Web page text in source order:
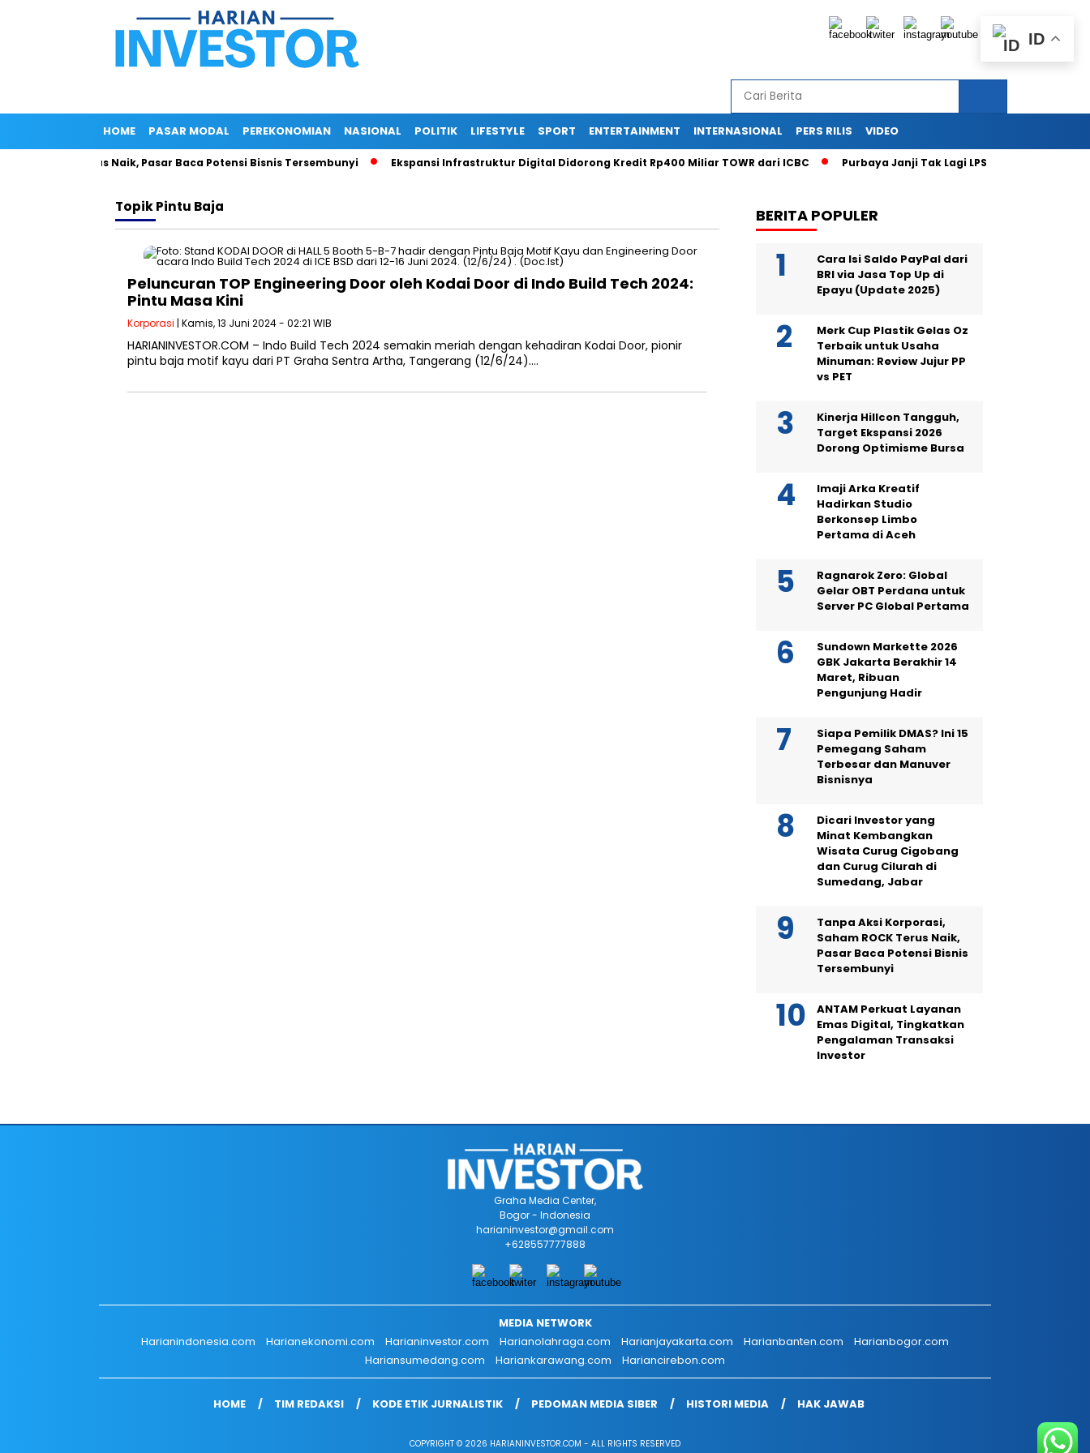
HOME PASAR MODAL PEREKONOMIAN NASIONAL POLITIK LIFESTYLE SPORT ENTERTAINMENT INTERNASIONAL PERS RILIS VIDEO
ROCK Terus Naik, Pasar Baca Potensi Bisnis Tersembunyi Ekspansi Infrastruktur Digital Didorong Kredit Rp400 Miliar TOWR dari ICBC Purbaya Janji Tak Lagi LPS Jadi Tukang Tutup
TopikPintu Baja
Peluncuran TOP Engineering Door oleh Kodai Door di Indo Build Tech 2024:
Pintu Masa Kini
Korporasi | Kamis, 13 Juni 2024 - 02:21 WIB
HARIANINVESTOR.COM – Indo Build Tech 2024 semakin meriah dengan kehadiran Kodai Door, pionir
pintu baja motif kayu dari PT Graha Sentra Artha, Tangerang (12/6/24)….
BERITA POPULER
Cara Isi Saldo PayPal dari
BRI via Jasa Top Up di
Epayu (Update 2025)
Merk Cup Plastik Gelas Oz
Terbaik untuk Usaha
Minuman: Review Jujur PP
vs PET
Kinerja Hillcon Tangguh,
Target Ekspansi 2026
Dorong Optimisme Bursa
Imaji Arka Kreatif
Hadirkan Studio
Berkonsep Limbo
Pertama di Aceh
Ragnarok Zero: Global
Gelar OBT Perdana untuk
Server PC Global Pertama
Sundown Markette 2026
GBK Jakarta Berakhir 14
Maret, Ribuan
Pengunjung Hadir
Siapa Pemilik DMAS? Ini 15
Pemegang Saham
Terbesar dan Manuver
Bisnisnya
Dicari Investor yang
Minat Kembangkan
Wisata Curug Cigobang
dan Curug Cilurah di
Sumedang, Jabar
Tanpa Aksi Korporasi,
Saham ROCK Terus Naik,
Pasar Baca Potensi Bisnis
Tersembunyi
ANTAM Perkuat Layanan
Emas Digital, Tingkatkan
Pengalaman Transaksi
Investor
ID
Graha Media Center,
Bogor - Indonesia
harianinvestor@gmail.com
+628557777888
MEDIA NETWORK
Harianindonesia.com
Harianekonomi.com Harianinvestor.com Harianolahraga.com Harianjayakarta.com Harianbanten.com
Harianbogor.com
Hariansumedang.com
Hariankarawang.com Hariancirebon.com
HOME TIM REDAKSI KODE ETIK JURNALISTIK PEDOMAN MEDIA SIBER HISTORI MEDIA HAK JAWAB
COPYRIGHT © 2026 HARIANINVESTOR.COM - ALL RIGHTS RESERVED